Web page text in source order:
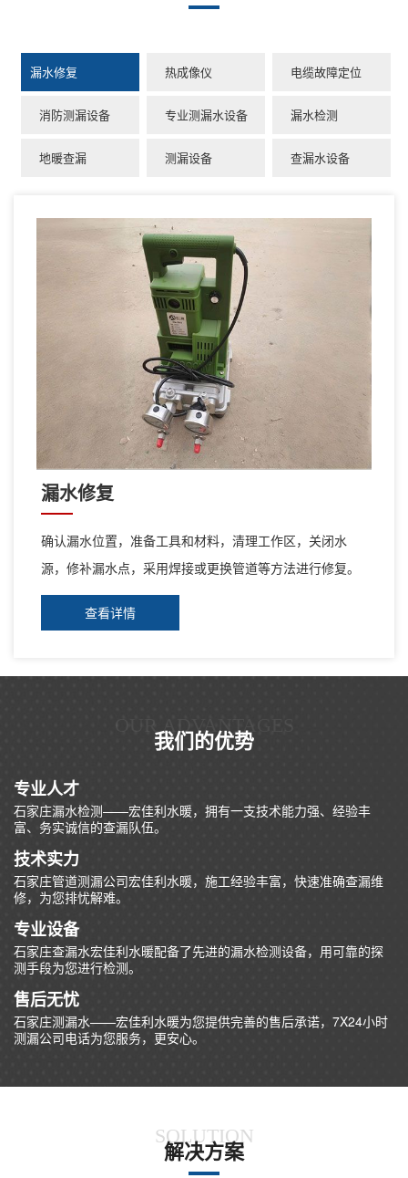
漏水修复 热成像仪 电缆故障定位
消防测漏设备 专业测漏水设备 漏水检测
地暖查漏 测漏设备 查漏水设备
漏水修复
确认漏水位置，准备工具和材料，清理工作区，关闭水
源，修补漏水点，采用焊接或更换管道等方法进行修复。
查看详情
OUR ADVANTAGES
我们的优势
专业人才
石家庄漏水检测——宏佳利水暖，拥有一支技术能力强、经验丰
富、务实诚信的查漏队伍。
技术实力
石家庄管道测漏公司宏佳利水暖，施工经验丰富，快速准确查漏维
修，为您排忧解难。
专业设备
石家庄查漏水宏佳利水暖配备了先进的漏水检测设备，用可靠的探
测手段为您进行检测。
售后无忧
石家庄测漏水——宏佳利水暖为您提供完善的售后承诺，7X24小时
测漏公司电话为您服务，更安心。
SOLUTION
解决方案